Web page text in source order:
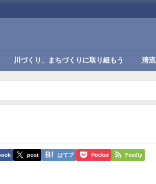
川づくり、まちづくりに取り組もう 清
post はてブ Pocket Feedly